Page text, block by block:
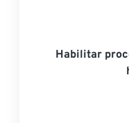
Habilitar